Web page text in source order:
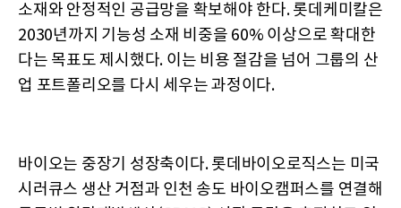
소재와 안정적인 공급망을 확보해야 한다. 롯데케미칼은
2030년까지 기능성 소재 비중을 60% 이상으로 확대한
다는 목표도 제시했다. 이는 비용 절감을 넘어 그룹의 산
업 포트폴리오를 다시 세우는 과정이다.
바이오는 중장기 성장축이다. 롯데바이오로직스는 미국
시러큐스 생산 거점과 인천 송도 바이오캠퍼스를 연결해